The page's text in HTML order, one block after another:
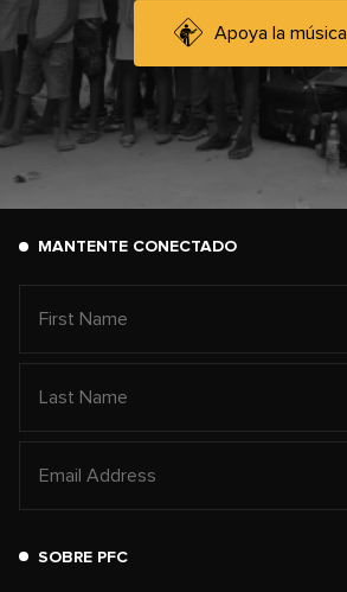
Apoya la música
MANTENTE CONECTADO
SOBRE PFC